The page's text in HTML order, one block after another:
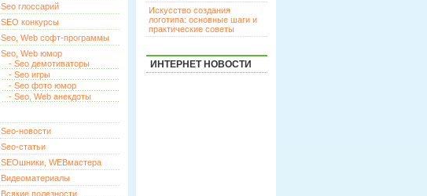
Seo глоссарий
SEO конкурсы
Seo, Web софт-программы
Seo, Web юмор
- Seo демотиваторы
- Seo игры
- Seo фото юмор
- Seo, Web анекдоты
Seo-новости
Seo-статьи
SEOшники, WEBмастера
Видеоматериалы
Всякие полезности
Искусство создания
логотипа: основные шаги и
практические советы
ИНТЕРНЕТ НОВОСТИ